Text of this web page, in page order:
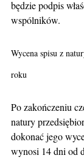
będzie podpis
wspólników.
Wycena spisu z
roku
Po zakończeniu
natury
dokonać jego
wynosi 14 dni od